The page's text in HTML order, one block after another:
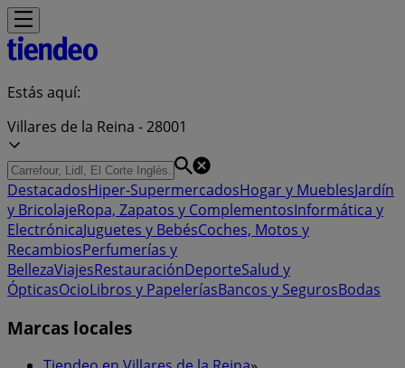
Estás aquí:
Villares de la Reina - 28001
DestacadosHiper-SupermercadosHogar y MueblesJardín
y BricolajeRopa, Zapatos y ComplementosInformática y
ElectrónicaJuguetes y BebésCoches, Motos y
RecambiosPerfumerías y
BellezaViajesRestauraciónDeporteSalud y
ÓpticasOcioLibros y PapeleríasBancos y SegurosBodas
Marcas locales